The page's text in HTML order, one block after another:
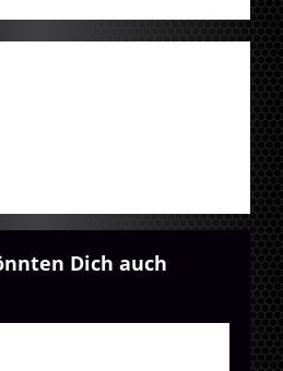
Dich auch